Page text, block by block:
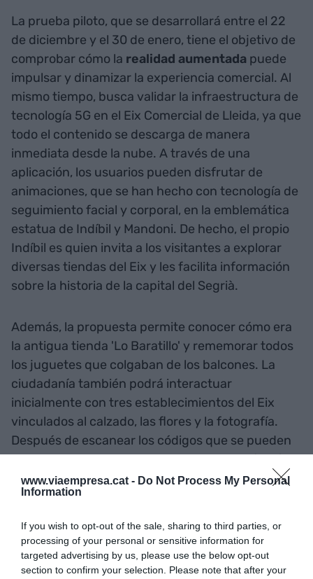
www.viaempresa.cat - Do Not Process My Personal
Information
If you wish to opt-out of the sale, sharing to third parties, or
processing of your personal or sensitive information for
targeted advertising by us, please use the below opt-out
section to confirm your selection. Please note that after your
La prueba piloto, que se desarrollará entre el 22
de diciembre y el 30 de enero, tiene el objetivo de
comprobar cómo la realidad aumentada puede
impulsar y dinamizar la experiencia comercial. Al
mismo tiempo, busca validar la infraestructura de
tecnología 5G en el Eix Comercial de Lleida, ya que
todo el contenido se descarga de manera
inmediata desde la nube. A través de una
aplicación, los usuarios pueden disfrutar de
animaciones, que se han hecho con tecnología de
seguimiento facial y corporal, en la emblemática
estatua de Indíbil y Mandoni. De hecho, el propio
Indíbil es quien invita a los visitantes a explorar
diversas tiendas del Eix y les facilita información
sobre la historia de la capital del Segrià.
Además, la propuesta permite conocer cómo era
la antigua tienda 'Lo Baratillo' y rememorar todos
los juguetes que colgaban de los balcones. La
ciudadanía también podrá interactuar
inicialmente con tres establecimientos del Eix
vinculados al calzado, las flores y la fotografía.
Después de escanear los códigos que se pueden
encontrar en la entrada, los visitantes verán cómo
aparecen en sus teléfonos móviles las
representaciones holográficas de los propietarios
servicios y productos.